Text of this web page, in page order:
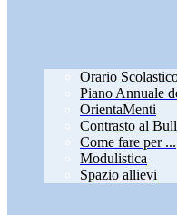
Orario
Piano Annuale
OrientaMenti
Contrasto al
Come fare per ...
Modulistica
Spazio allievi